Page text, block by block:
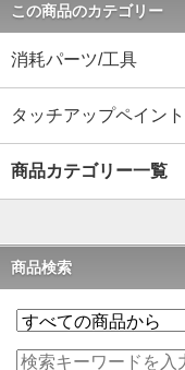
この商品のカテゴリー
消耗パーツ/工具
タッチアップペイント
商品カテゴリー一覧
商品検索